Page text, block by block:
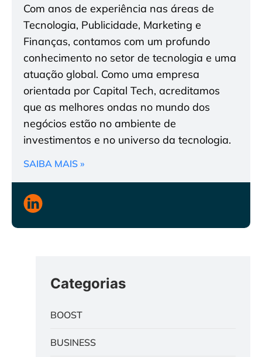
Com anos de experiência nas áreas de
Tecnologia, Publicidade, Marketing e
Finanças, contamos com um profundo
conhecimento no setor de tecnologia e uma
atuação global. Como uma empresa
orientada por Capital Tech, acreditamos
que as melhores ondas no mundo dos
negócios estão no ambiente de
investimentos e no universo da tecnologia.
SAIBA MAIS »
Categorias
BOOST
BUSINESS